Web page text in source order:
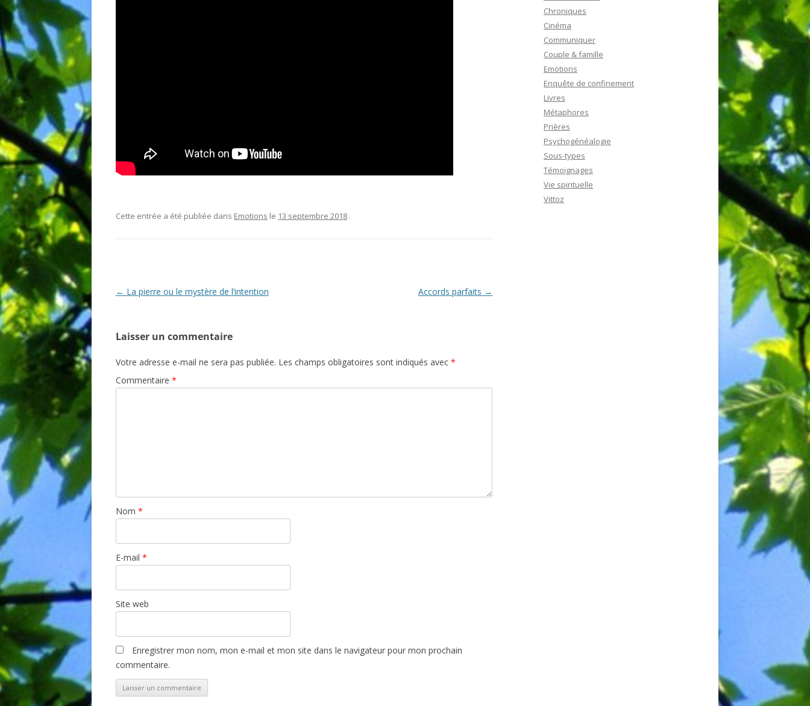
Cette entrée a été publiée dans Emotions le 13 septembre 2018 .
Navigation
← La pierre ou le mystère de l’intention Accords parfaits →
Laisser un commentaire
Votre adresse e-mail ne sera pas publiée. Les champs obligatoires sont indiqués avec *
Commentaire *
Nom *
E-mail *
Site web
Enregistrer mon nom, mon e-mail et mon site dans le navigateur pour mon prochain
commentaire.
Chroniques
Cinéma
Communiquer
Couple & famille
Emotions
Enquête de confinement
Livres
Métaphores
Prières
Psychogénéalogie
Sous-types
Témoignages
Vie spirituelle
Vittoz